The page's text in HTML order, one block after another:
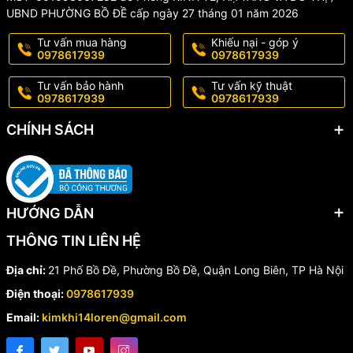
UBND PHƯỜNG BỒ ĐỀ cấp ngày 27 tháng 01 năm 2026
Tư vấn mua hàng
0978617939
Khiếu nại - góp ý
0978617939
Tư vấn bảo hành
0978617939
Tư vấn kỹ thuật
0978617939
CHÍNH SÁCH
HƯỚNG DẪN
THÔNG TIN LIÊN HỆ
Địa chỉ: 21 Phố Bồ Đề, Phường Bồ Đề, Quận Long Biên, TP Hà Nội
Điện thoại:0978617939
Email: kimkhi14loren@gmail.com